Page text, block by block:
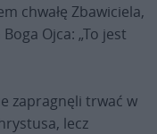
chwałę Zbawiciela,
Ojca: „To jest
zapragnęli trwać w
lecz